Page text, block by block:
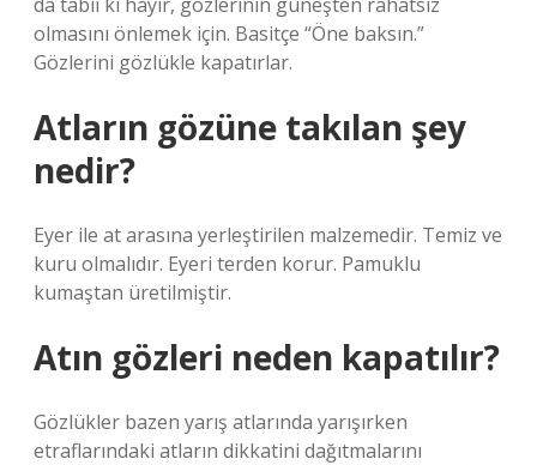
olmasını önlemek için. Basitçe “Öne baksın.”
Gözlerini gözlükle kapatırlar.
Atların gözüne takılan şey
nedir?
Eyer ile at arasına yerleştirilen malzemedir. Temiz ve
kuru olmalıdır. Eyeri terden korur. Pamuklu
kumaştan üretilmiştir.
Atın gözleri neden kapatılır?
Gözlükler bazen yarış atlarında yarışırken
etraflarındaki atların dikkatini dağıtmalarını